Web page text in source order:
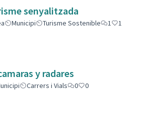
senyalitzada
Municipi Turisme Sostenible 1
1
y radares
Carrers i Vials 0
0